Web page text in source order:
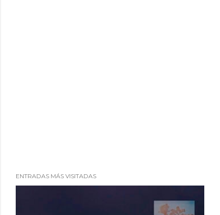
ENTRADAS MÁS VISITADAS